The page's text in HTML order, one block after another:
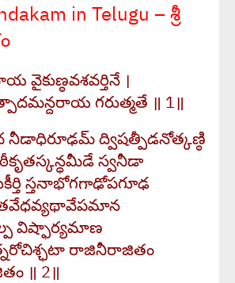
in Telugu – శ్రీ
వైకుణ్ఠవశవర్తినే ।
గరుత్మతే ॥ 1॥
నీడాధిరూఢమ్ ద్విషత్పీడనోత్కణ్ఠి
స్వనీడా
స్తనాభోగగాఢోపగూఢ
విష్ఫార్యమాణ
రాజినీరాజితం
॥ 2॥